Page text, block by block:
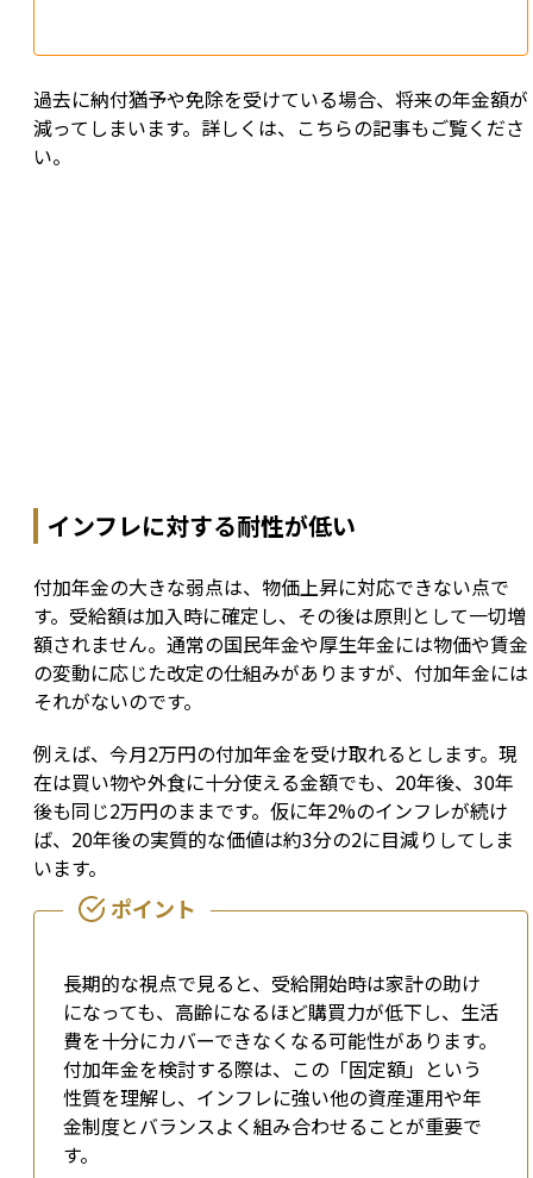
過去に納付猶予や免除を受けている場合、将来の年金額が
減ってしまいます。詳しくは、こちらの記事もご覧くださ
い。
インフレに対する耐性が低い
付加年金の大きな弱点は、物価上昇に対応できない点で
す。受給額は加入時に確定し、その後は原則として一切増
額されません。通常の国民年金や厚生年金には物価や賃金
の変動に応じた改定の仕組みがありますが、付加年金には
それがないのです。
例えば、今月2万円の付加年金を受け取れるとします。現
在は買い物や外食に十分使える金額でも、20年後、30年
後も同じ2万円のままです。仮に年2%のインフレが続け
ば、20年後の実質的な価値は約3分の2に目減りしてしま
います。
長期的な視点で見ると、受給開始時は家計の助け
になっても、高齢になるほど購買力が低下し、生活
費を十分にカバーできなくなる可能性があります。
付加年金を検討する際は、この「固定額」という
性質を理解し、インフレに強い他の資産運用や年
金制度とバランスよく組み合わせることが重要で
す。